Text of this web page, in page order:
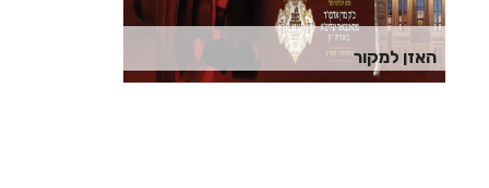
האזן למקור